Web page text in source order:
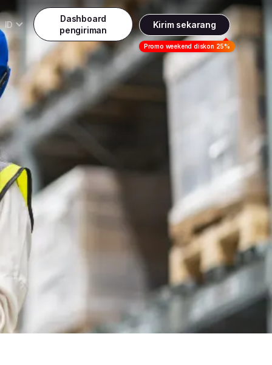
ID
Indonesia
English
Dashboard
pengiriman
Daftar
Masuk
Kirim sekarang
Promo weekend diskon 25%